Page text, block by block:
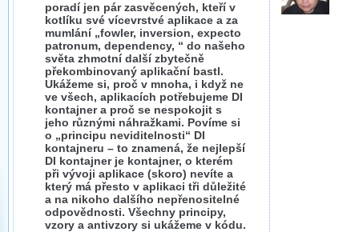
poradí jen pár zasvěcených, kteří v
kotlíku své vícevrstvé aplikace a za
mumlání „fowler, inversion, expecto
patronum, dependency, “ do našeho
světa zhmotní další zbytečně
překombinovaný aplikační bastl.
Ukážeme si, proč v mnoha, i když ne
ve všech, aplikacích potřebujeme DI
kontajner a proč se nespokojit s
jeho různými náhražkami. Povíme si
o „principu neviditelnosti“ DI
kontajneru – to znamená, že nejlepší
DI kontajner je kontajner, o kterém
při vývoji aplikace (skoro) nevíte a
který má přesto v aplikaci tři důležité
a na nikoho dalšího nepřenositelné
odpovědnosti. Všechny principy,
vzory a antivzory si ukážeme v kódu.